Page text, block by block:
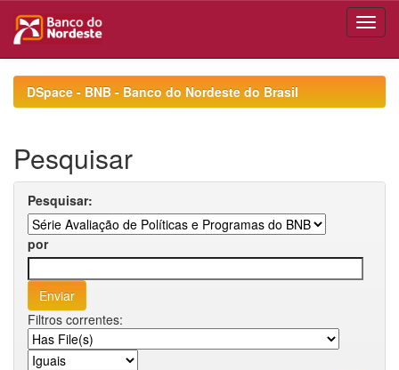
navigationDSpace - BNB - Banco do Nordeste do Brasil
Pesquisar
Pesquisar:
por
Filtros correntes: